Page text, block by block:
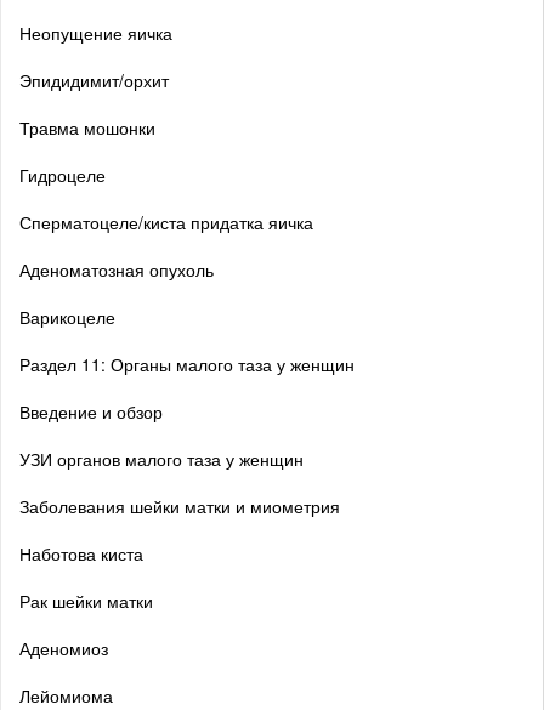
Неопущение яичка
Эпидидимит/орхит
Травма мошонки
Гидроцеле
Сперматоцеле/киста придатка яичка
Аденоматозная опухоль
Варикоцеле
Раздел 11: Органы малого таза у женщин
Введение и обзор
УЗИ органов малого таза у женщин
Заболевания шейки матки и миометрия
Наботова киста
Рак шейки матки
Аденомиоз
Лейомиома